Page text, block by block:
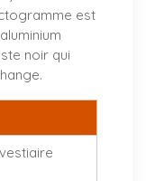
est
noir qui